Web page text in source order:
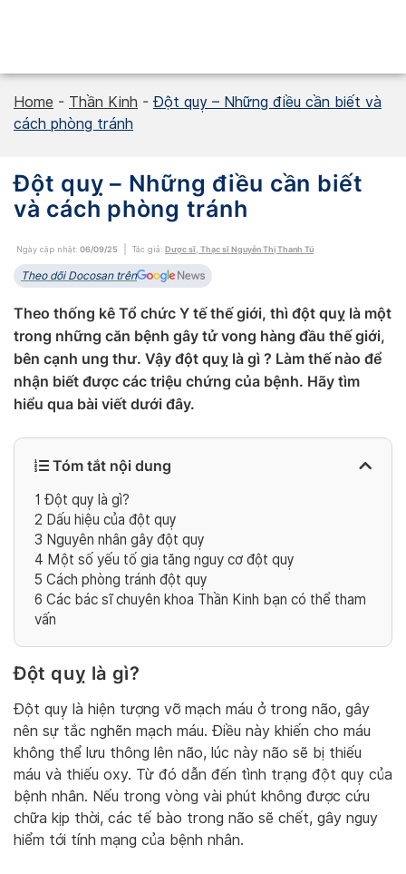
Home - Thần Kinh - Đột quỵ – Những điều cần biết và
cách phòng tránh
Đột quỵ – Những điều cần biết
và cách phòng tránh
Ngày cập nhật: 06/09/25 Tác giả: Dược sĩ, Thạc sĩ Nguyễn Thị Thanh Tú
Theo dõi Docosan trên
Theo thống kê Tổ chức Y tế thế giới, thì đột quỵ là một
trong những căn bệnh gây tử vong hàng đầu thế giới,
bên cạnh ung thư. Vậy đột quỵ là gì ? Làm thế nào để
nhận biết được các triệu chứng của bệnh. Hãy tìm
hiểu qua bài viết dưới đây.
Tóm tắt nội dung
1 Đột quỵ là gì?
2 Dấu hiệu của đột quỵ
3 Nguyên nhân gây đột quỵ
4 Một số yếu tố gia tăng nguy cơ đột quỵ
5 Cách phòng tránh đột quỵ
6 Các bác sĩ chuyên khoa Thần Kinh bạn có thể tham
vấn
Đột quỵ là gì?
Đột quỵ là hiện tượng vỡ mạch máu ở trong não, gây
nên sự tắc nghẽn mạch máu. Điều này khiến cho máu
không thể lưu thông lên não, lúc này não sẽ bị thiếu
máu và thiếu oxy. Từ đó dẫn đến tình trạng đột quỵ của
bệnh nhân. Nếu trong vòng vài phút không được cứu
chữa kịp thời, các tế bào trong não sẽ chết, gây nguy
hiểm tới tính mạng của bệnh nhân.